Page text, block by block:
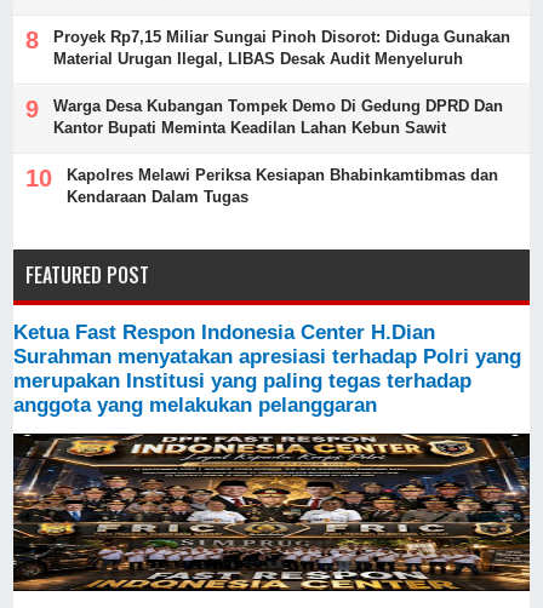
Proyek Rp7,15 Miliar Sungai Pinoh Disorot: Diduga Gunakan
Material Urugan Ilegal, LIBAS Desak Audit Menyeluruh
Warga Desa Kubangan Tompek Demo Di Gedung DPRD Dan
Kantor Bupati Meminta Keadilan Lahan Kebun Sawit
Kapolres Melawi Periksa Kesiapan Bhabinkamtibmas dan
Kendaraan Dalam Tugas
FEATURED POST
Ketua Fast Respon Indonesia Center H.Dian
Surahman menyatakan apresiasi terhadap Polri yang
merupakan Institusi yang paling tegas terhadap
anggota yang melakukan pelanggaran